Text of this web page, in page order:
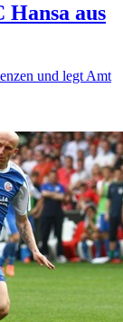
aus
und legt Amt